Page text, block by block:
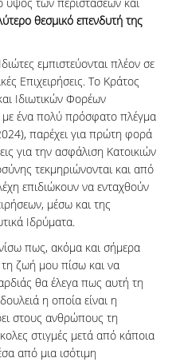
θεσμικό επενδυτή της
εμπιστεύονται πλέον σε
Επιχειρήσεις. Το Κράτος
Ιδιωτικών Φορέων
ένα πολύ πρόσφατο πλέγμα
παρέχει για πρώτη φορά
για την ασφάλιση Κατοικιών
τεκμηριώνονται και από
επιδιώκουν να ενταχθούν
μέσω και της
Ιδρύματα.
πως, ακόμα και σήμερα
ζωή μου πίσω και να
θα έλεγα πως αυτή τη
η οποία είναι η
στους ανθρώπους τη
στιγμές μετά από κάποια
από μια ισότιμη